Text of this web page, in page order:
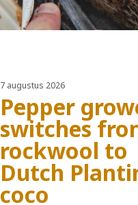
7 augustus 2026
Pepper
switches
rockwool to
Dutch
coco